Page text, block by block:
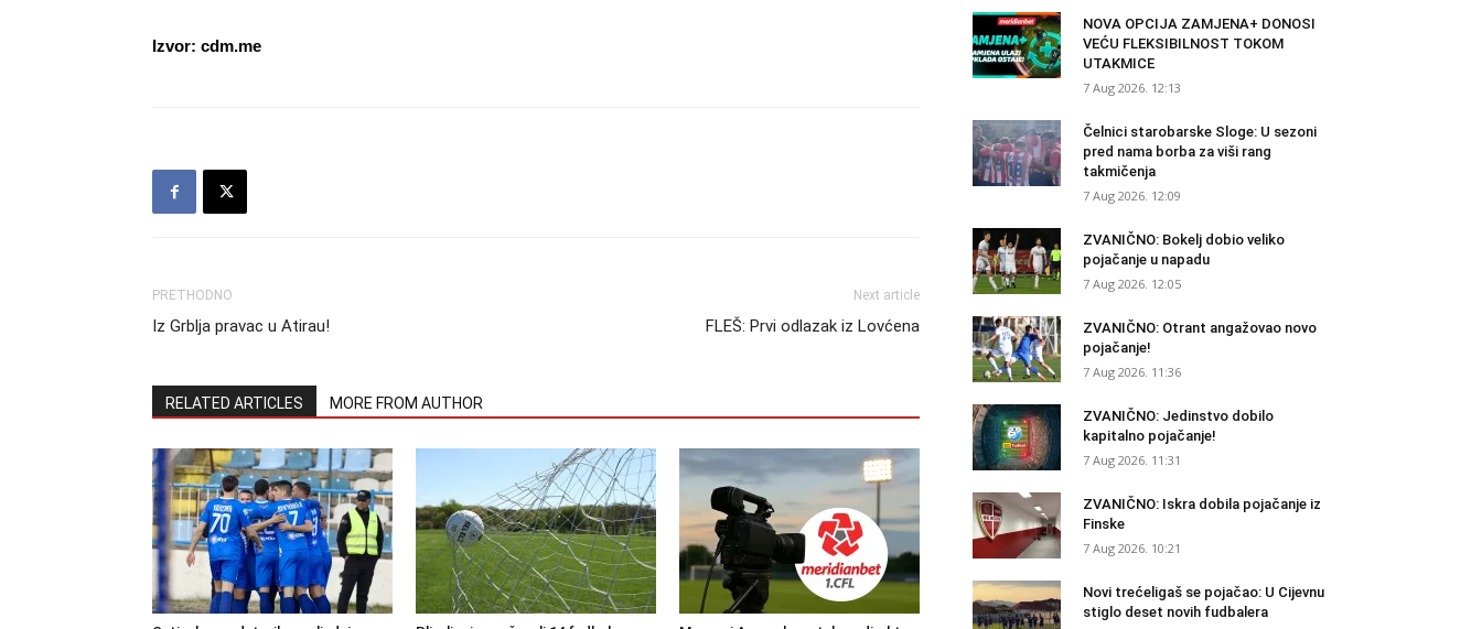
Izvor: cdm.me
PRETHODNO
Iz Grblja pravac u Atirau!
Next article
FLEŠ: Prvi odlazak iz Lovćena
RELATED ARTICLES MORE FROM AUTHOR
NOVA OPCIJA ZAMJENA+ DONOSI
VEĆU FLEKSIBILNOST TOKOM
UTAKMICE
7 Aug 2026. 12:13
Čelnici starobarske Sloge: U sezoni
pred nama borba za viši rang
takmičenja
7 Aug 2026. 12:09
ZVANIČNO: Bokelj dobio veliko
pojačanje u napadu
7 Aug 2026. 12:05
ZVANIČNO: Otrant angažovao novo
pojačanje!
7 Aug 2026. 11:36
ZVANIČNO: Jedinstvo dobilo
kapitalno pojačanje!
7 Aug 2026. 11:31
ZVANIČNO: Iskra dobila pojačanje iz
Finske
7 Aug 2026. 10:21
Novi trećeligaš se pojačao: U Cijevnu
stiglo deset novih fudbalera